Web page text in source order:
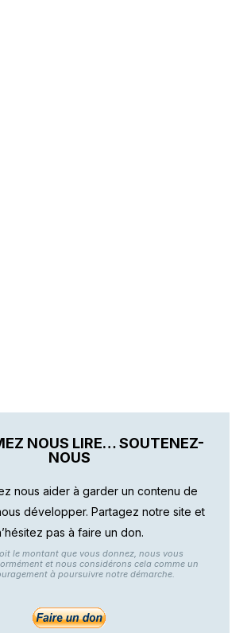
NOUS LIRE… SOUTENEZ-
NOUS
nous aider à garder un contenu de
développer. Partagez notre site et
pas à faire un don.
le montant que vous donnez, nous vous
et nous considérons cela comme un
à poursuivre notre démarche.